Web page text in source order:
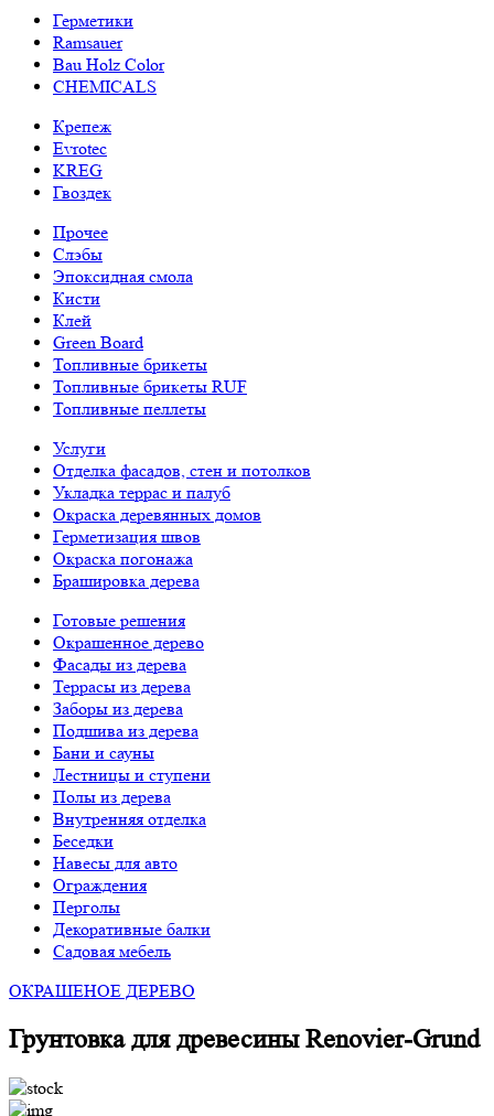
Герметики
Ramsauer
Bau Holz Color
CHEMICALS
Крепеж
Evrotec
KREG
Гвоздек
Прочее
Слэбы
Эпоксидная смола
Кисти
Клей
Green Board
Топливные брикеты
Топливные брикеты RUF
Топливные пеллеты
Услуги
Отделка фасадов, стен и потолков
Укладка террас и палуб
Окраска деревянных домов
Герметизация швов
Окраска погонажа
Брашировка дерева
Готовые решения
Окрашенное дерево
Фасады из дерева
Террасы из дерева
Заборы из дерева
Подшива из дерева
Бани и сауны
Лестницы и ступени
Полы из дерева
Внутренняя отделка
Беседки
Навесы для авто
Ограждения
Перголы
Декоративные балки
Садовая мебель
ОКРАШЕНОЕ ДЕРЕВО
Грунтовка для древесины Renovier-Grund